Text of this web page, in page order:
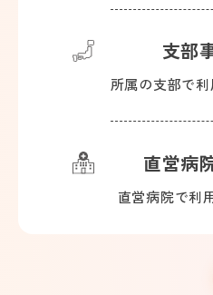
支部
所属の支部で
直営病
直営病院で利